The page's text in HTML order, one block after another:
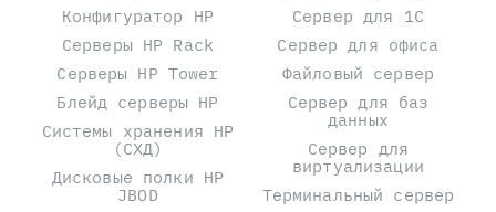
Конфигуратор HP
Серверы HP Rack
Серверы HP Tower
Блейд серверы HP
Системы хранения HP
(СХД)
Дисковые полки HP
JBOD
Сервер для 1С
Сервер для офиса
Файловый сервер
Сервер для баз
данных
Сервер для
виртуализации
Терминальный сервер